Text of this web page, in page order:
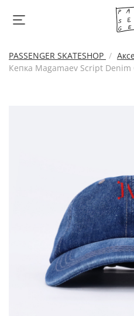
PASSENGER SKATESHOP
Кепка Magamaev Script Denim